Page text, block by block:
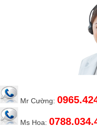
Mr Cường:
Ms Hoa: